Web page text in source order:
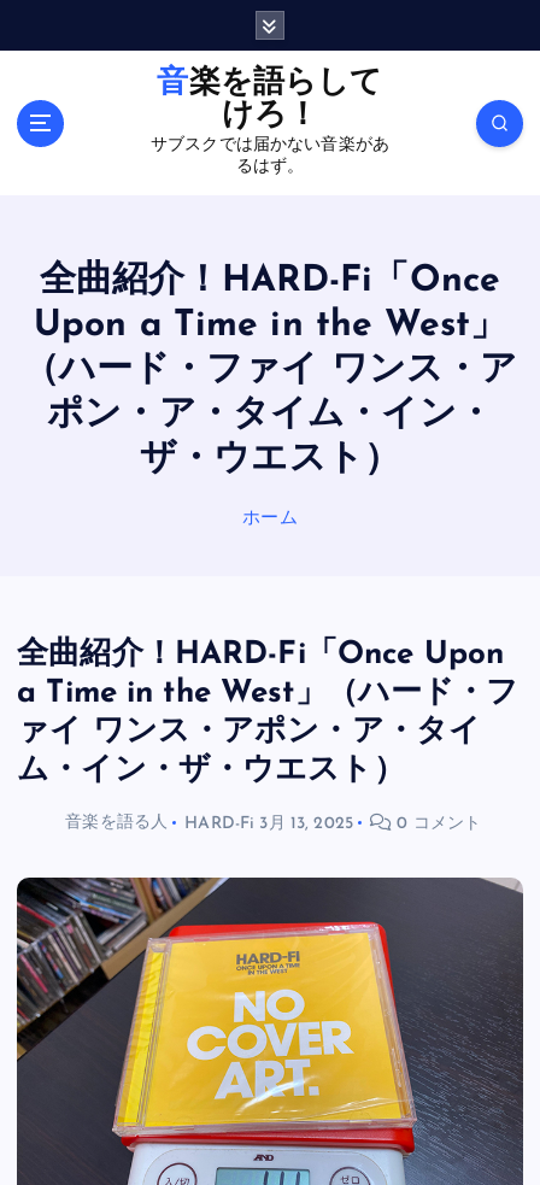
音楽を語らして
けろ！
サブスクでは届かない音楽があ
るはず。
全曲紹介！HARD-Fi「Once
Upon a Time in the West」
（ハード・ファイ ワンス・ア
ポン・ア・タイム・イン・
ザ・ウエスト）
ホーム
全曲紹介！HARD-Fi「Once Upon
a Time in the West」（ハード・フ
ァイ ワンス・アポン・ア・タイ
ム・イン・ザ・ウエスト）
音楽を語る人 HARD-Fi 3月 13, 2025 0 コメント